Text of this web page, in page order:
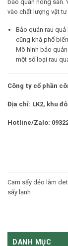
bảo quản nông sản.
vào chất lượng vật
Bảo quản rau
cũng khá phổ
Mô hình bảo
một số loại rau
Công ty cổ phần
Địa chỉ: LK2, khu
Hotline/Zalo:
Cam sấy dẻo làm
sấy lạnh
DANH MỤC